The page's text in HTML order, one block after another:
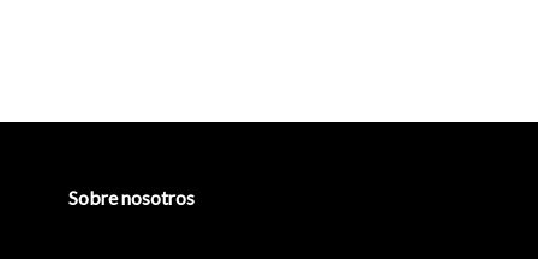
principal
Sobre nosotros